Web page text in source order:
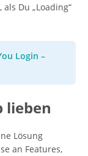
Du „Loading“
Login –
lieben
Lösung
an Features,